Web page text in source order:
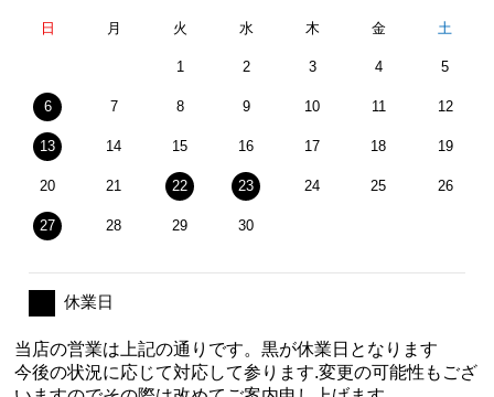
日 月 火 水 木 金 土
1 2 3 4 5
6 7 8 9 10 11 12
13 14 15 16 17 18 19
20 21 22 23 24 25 26
27 28 29 30
休業日
当店の営業は上記の通りです。黒が休業日となります
今後の状況に応じて対応して参ります.変更の可能性もござ